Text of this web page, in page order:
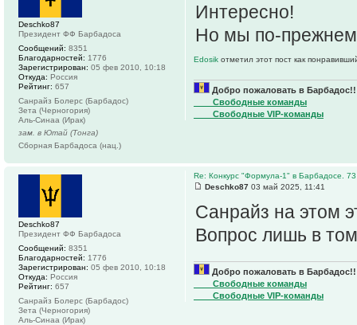
Интересно!
Но мы по-
Edosik отметил этот пост как
Добро пожаловать в
____Свободные команды
____Свободные VIP-команды
Deschko87
Президент ФФ Барбадоса
Сообщений: 8351
Благодарностей: 1776
Зарегистрирован: 05 фев 2010, 10:18
Откуда: Россия
Рейтинг: 657
Санрайз Болерс (Барбадос)
Зета (Черногория)
Аль-Синаа (Ирак)
зам. в Ютай (Тонга)
Сборная Барбадоса (нац.)
Re: Конкурс "Формула-1" в Барбадосе. 73
Deschko87 03 май 2025, 11:41
Санрайз на этом
Вопрос лишь в
Добро пожаловать в
____Свободные команды
____Свободные VIP-команды
Deschko87
Президент ФФ Барбадоса
Сообщений: 8351
Благодарностей: 1776
Зарегистрирован: 05 фев 2010, 10:18
Откуда: Россия
Рейтинг: 657
Санрайз Болерс (Барбадос)
Зета (Черногория)
Аль-Синаа (Ирак)